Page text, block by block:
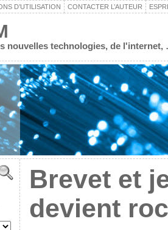
D’UTILISATION CONTACTER L’AUTEUR
nouvelles technologies, de l'internet,
Brevet et
devient